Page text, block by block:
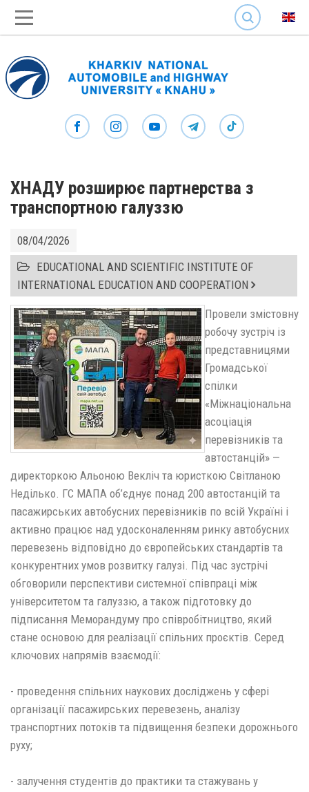
SEARCH
ХНАДУ розширює партнерства з
транспортною галуззю
08/04/2026
EDUCATIONAL AND SCIENTIFIC INSTITUTE OF
INTERNATIONAL EDUCATION AND COOPERATION
Провели змістовну
робочу зустріч із
представницями
Громадської
спілки
«Міжнаціональна
асоціація
перевізників та
автостанцій» —
директоркою Альоною Векліч та юристкою Світланою
Неділько. ГС МАПА об’єднує понад 200 автостанцій та
пасажирських автобусних перевізників по всій Україні і
активно працює над удосконаленням ринку автобусних
перевезень відповідно до європейських стандартів та
конкурентних умов розвитку галузі. Під час зустрічі
обговорили перспективи системної співпраці між
університетом та галуззю, а також підготовку до
підписання Меморандуму про співробітництво, який
стане основою для реалізації спільних проєктів. Серед
ключових напрямів взаємодії:
- проведення спільних наукових досліджень у сфері
організації пасажирських перевезень, аналізу
транспортних потоків та підвищення безпеки дорожнього
руху;
- залучення студентів до практики та стажувань у